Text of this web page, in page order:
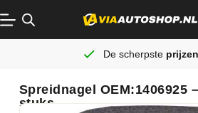
De scherpste prijzen
Spreidnagel OEM:1406925
stuks